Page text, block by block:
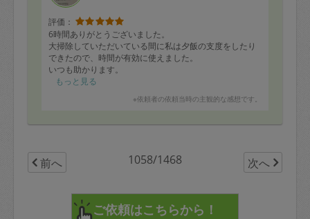
評価：
6時間ありがとうございました。
大掃除していただいている間に私は夕飯の支度をしたり
できたので、時間が有効に使えました。
いつも助かります。
また次回もよろしくお願いします！
もっと見る
※依頼者の依頼当時の主観的な感想です。
前へ 1058/1468 次へ